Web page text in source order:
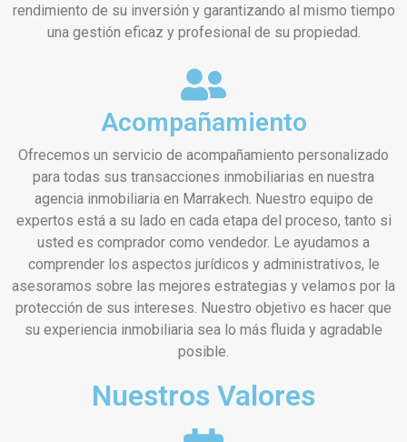
rendimiento de su inversión y garantizando al mismo tiempo
una gestión eficaz y profesional de su propiedad.
Acompañamiento
Ofrecemos un servicio de acompañamiento personalizado
para todas sus transacciones inmobiliarias en nuestra
agencia inmobiliaria en Marrakech. Nuestro equipo de
expertos está a su lado en cada etapa del proceso, tanto si
usted es comprador como vendedor. Le ayudamos a
comprender los aspectos jurídicos y administrativos, le
asesoramos sobre las mejores estrategias y velamos por la
protección de sus intereses. Nuestro objetivo es hacer que
su experiencia inmobiliaria sea lo más fluida y agradable
posible.
Nuestros Valores